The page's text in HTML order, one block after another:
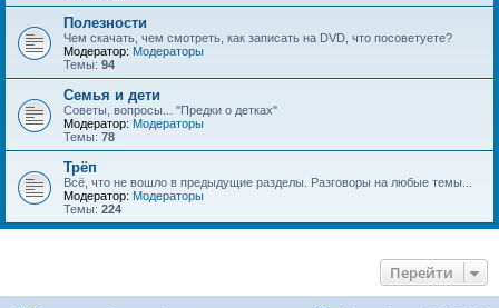
Полезности
Чем скачать, чем смотреть, как записать на DVD, что посоветуете?
Модератор: Модераторы
Темы: 94
Семья и дети
Советы, вопросы... "Предки о детках"
Модератор: Модераторы
Темы: 78
Трёп
Всё, что не вошло в предыдущие разделы. Разговоры на любые темы...
Модератор: Модераторы
Темы: 224
Перейти